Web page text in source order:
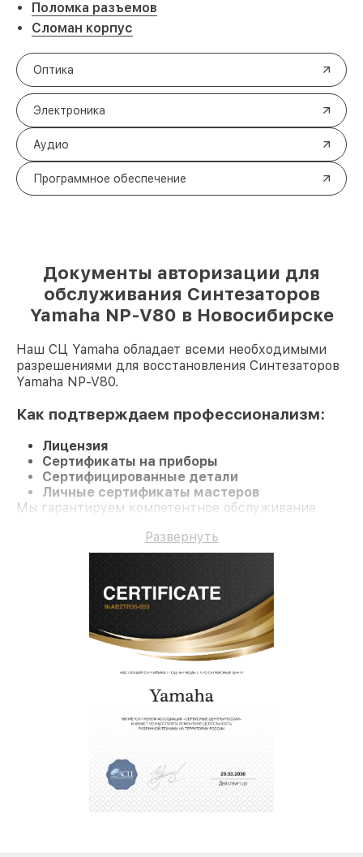
Поломка разъемов
Сломан корпус
Оптика
Электроника
Аудио
Программное обеспечение
Документы авторизации для
обслуживания Синтезаторов
Yamaha NP-V80 в Новосибирске
Наш СЦ Yamaha обладает всеми необходимыми
разрешениями для восстановления Синтезаторов
Yamaha NP-V80.
Как подтверждаем профессионализм:
Лицензия
Сертификаты на приборы
Сертифицированные детали
Личные сертификаты мастеров
Мы гарантируем компетентное обслуживание
Развернуть